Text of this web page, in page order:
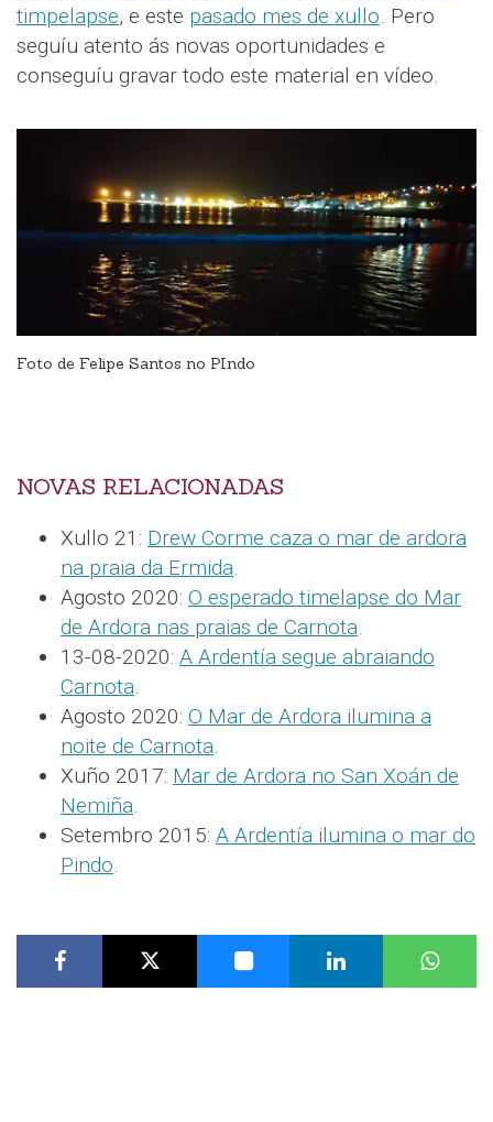
timpelapse, e este pasado mes de xullo. Pero
seguíu atento ás novas oportunidades e
conseguíu gravar todo este material en vídeo.
Foto de Felipe Santos no PIndo
NOVAS RELACIONADAS
Xullo 21: Drew Corme caza o mar de ardora
na praia da Ermida.
Agosto 2020: O esperado timelapse do Mar
de Ardora nas praias de Carnota.
13-08-2020: A Ardentía segue abraiando
Carnota.
Agosto 2020: O Mar de Ardora ilumina a
noite de Carnota.
Xuño 2017: Mar de Ardora no San Xoán de
Nemiña.
Setembro 2015: A Ardentía ilumina o mar do
Pindo.